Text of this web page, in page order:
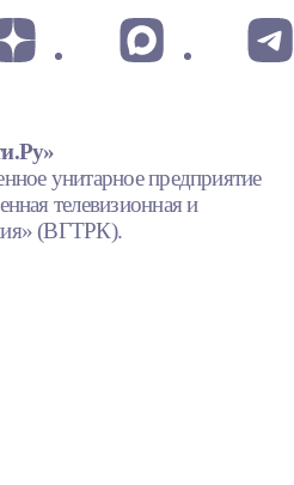
унитарное предприятие
телевизионная и
(ВГТРК).